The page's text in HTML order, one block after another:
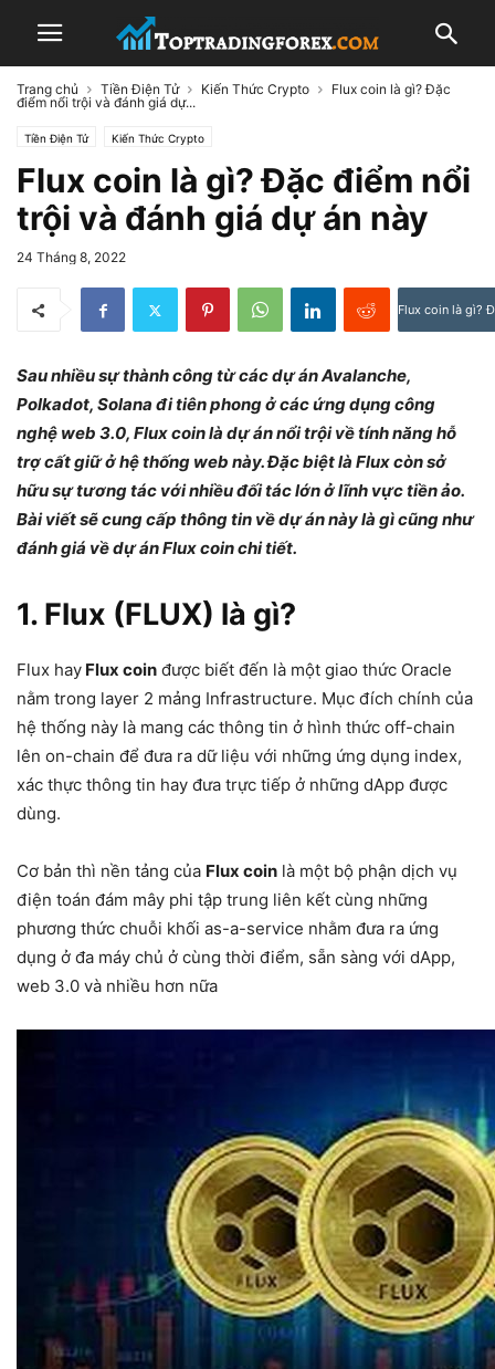
Trang chủ Tiền Điện Tử Kiến Thức Crypto
Flux coin là gì? Đặc
điểm nổi trội và đánh giá dự...
Tiền Điện Tử Kiến Thức Crypto
Flux coin là gì? Đặc điểm nổi
trội và đánh giá dự án này
24 Tháng 8, 2022
Flux coin là gì?
Sau nhiều sự thành công từ các dự án Avalanche,
Polkadot, Solana đi tiên phong ở các ứng dụng công
nghệ web 3.0, Flux coin là dự án nổi trội về tính năng hỗ
trợ cất giữ ở hệ thống web này. Đặc biệt là Flux còn sở
hữu sự tương tác với nhiều đối tác lớn ở lĩnh vực tiền ảo.
Bài viết sẽ cung cấp thông tin về dự án này là gì cũng như
đánh giá về dự án Flux coin chi tiết.
1. Flux (FLUX) là gì?
Flux hay Flux coin được biết đến là một giao thức Oracle
nằm trong layer 2 mảng Infrastructure. Mục đích chính của
hệ thống này là mang các thông tin ở hình thức off-chain
lên on-chain để đưa ra dữ liệu với những ứng dụng index,
xác thực thông tin hay đưa trực tiếp ở những dApp được
dùng.
Cơ bản thì nền tảng của Flux coin là một bộ phận dịch vụ
điện toán đám mây phi tập trung liên kết cùng những
phương thức chuỗi khối as-a-service nhằm đưa ra ứng
dụng ở đa máy chủ ở cùng thời điểm, sẵn sàng với dApp,
web 3.0 và nhiều hơn nữa